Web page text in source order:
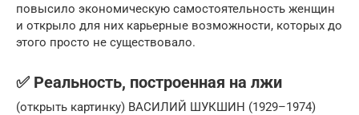
повысило экономическую самостоятельность женщин
и открыло для них карьерные возможности, которых до
этого просто не существовало.
✅ Реальность, построенная на лжи
(открыть картинку) ВАСИЛИЙ ШУКШИН (1929–1974)